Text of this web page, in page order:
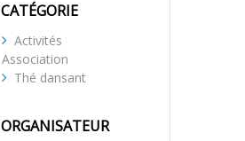
CATÉGORIE
Activités
Association
Thé dansant
ORGANISATEUR